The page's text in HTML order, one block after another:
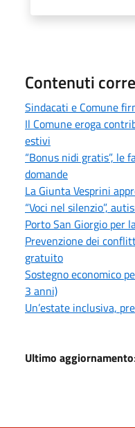
Contenuti
Sindacati e Comune
Il Comune eroga
estivi
“Bonus nidi gratis”, le
domande
La Giunta Vesprini
“Voci nel silenzio”,
Porto San Giorgio per
Prevenzione dei
gratuito
Sostegno economico
3 anni)
Un’estate inclusiva,
Ultimo aggiornamento